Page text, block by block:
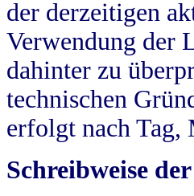
der derzeitigen
Verwendung der
dahinter zu
technischen
erfolgt nach Tag,
Schreibweise